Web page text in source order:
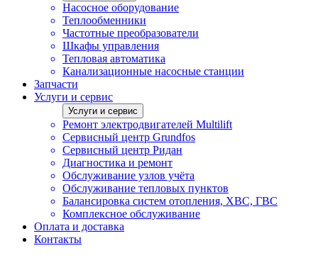
Насосное оборудование
Теплообменники
Частотные преобразователи
Шкафы управления
Тепловая автоматика
Канализационные насосные станции
Запчасти
Услуги и сервис
Услуги и сервис
Ремонт электродвигателей Multilift
Сервисный центр Grundfos
Сервисный центр Ридан
Диагностика и ремонт
Обслуживание узлов учёта
Обслуживание тепловых пунктов
Балансировка систем отопления, ХВС, ГВС
Комплексное обслуживание
Оплата и доставка
Контакты